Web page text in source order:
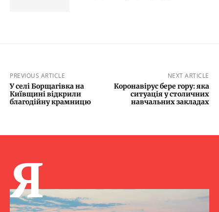
PREVIOUS ARTICLE
У селі Борщагівка на
Київщині відкрили
благодійну крамницю
NEXT ARTICLE
Коронавірус бере гору: яка
ситуація у столичних
навчальних закладах
Я